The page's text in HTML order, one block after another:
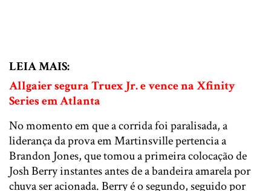
LEIA MAIS:
Allgaier segura Truex Jr. e vence na Xfinity
Series em Atlanta
No momento em que a corrida foi paralisada, a
liderança da prova em Martinsville pertencia a
Brandon Jones, que tomou a primeira colocação de
Josh Berry instantes antes de a bandeira amarela por
chuva ser acionada. Berry é o segundo, seguido por